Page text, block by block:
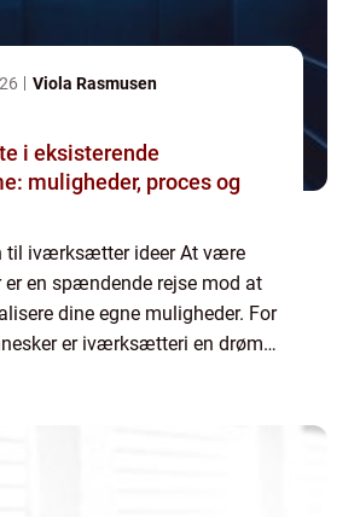
Viola Rasmusen
i eksisterende
muligheder, proces og
til iværksætter ideer At være
en spændende rejse mod at
dine egne muligheder. For
er iværksætteri en drøm,